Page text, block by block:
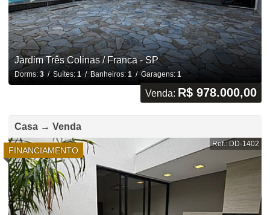
Jardim Três Colinas / Franca - SP
Dorms: 3/ Suítes: 1/ Banheiros: 1/ Garagens:1
Venda: R$ 978.000,00
Casa → Venda
FINANCIAMENTO
Ref.: DD-1402